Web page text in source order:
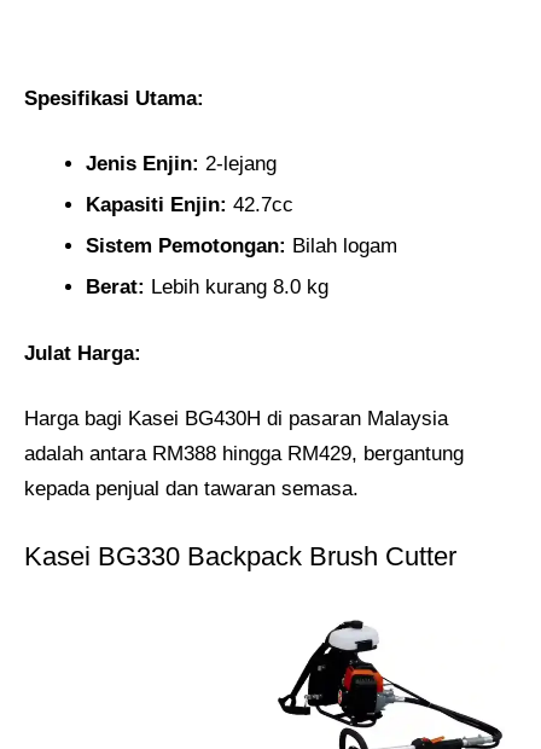
Spesifikasi Utama:
Jenis Enjin: 2-lejang
Kapasiti Enjin: 42.7cc
Sistem Pemotongan: Bilah logam
Berat: Lebih kurang 8.0 kg
Julat Harga:
Harga bagi Kasei BG430H di pasaran Malaysia
adalah antara RM388 hingga RM429, bergantung
kepada penjual dan tawaran semasa.
Kasei BG330 Backpack Brush Cutter